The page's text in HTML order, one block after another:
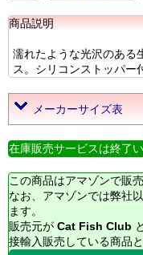
商品説明
濡れたような光沢のある
ス。シリコンストッパー
メーカーサイズ表
在庫販売サービスは終了
この商品はアマゾンで販
なお、アマゾンでは弊社
ます。
販売元が Cat Fish Club
接輸入販売している商品と